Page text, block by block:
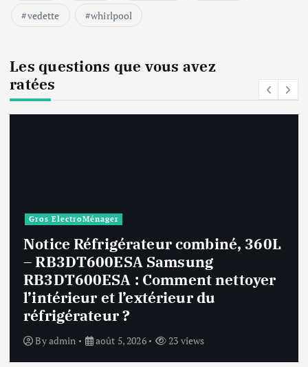
vedette
whirlpool
Les questions que vous avez
ratées
Réfrigérateur
Notice Réfrigérateur Encastrable
Froid Brassé 54cm – Arg8671
Whirlpool ARG8671 : Comment
remédier à une accumulation de
givre dans le congélateur ?
Byadmin août 5, 2026 19 views